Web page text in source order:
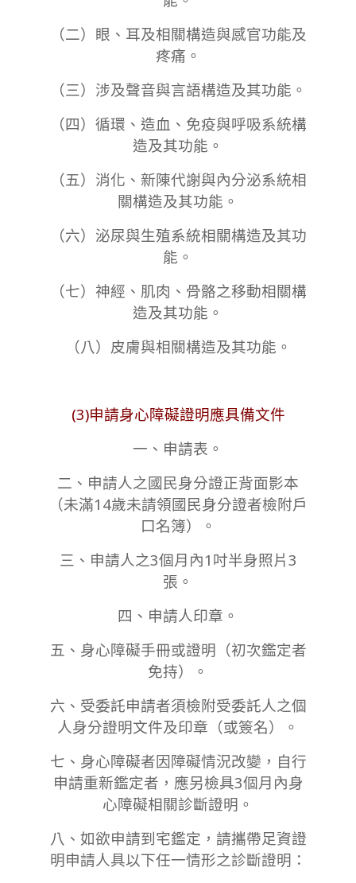
（二）眼、耳及相關構造與感官功能及
疼痛。
（三）涉及聲音與言語構造及其功能。
（四）循環、造血、免疫與呼吸系統構
造及其功能。
（五）消化、新陳代謝與內分泌系統相
關構造及其功能。
（六）泌尿與生殖系統相關構造及其功
能。
（七）神經、肌肉、骨骼之移動相關構
造及其功能。
（八）皮膚與相關構造及其功能。
(3)申請身心障礙證明應具備文件
一、申請表。
二、申請人之國民身分證正背面影本
（未滿14歲未請領國民身分證者檢附戶
口名簿）。
三、申請人之3個月內1吋半身照片3
張。
四、申請人印章。
五、身心障礙手冊或證明（初次鑑定者
免持）。
六、受委託申請者須檢附受委託人之個
人身分證明文件及印章（或簽名）。
七、身心障礙者因障礙情況改變，自行
申請重新鑑定者，應另檢具3個月內身
心障礙相關診斷證明。
八、如欲申請到宅鑑定，請攜帶足資證
明申請人具以下任一情形之診斷證明：